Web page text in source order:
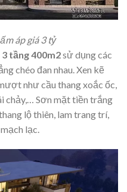
áp giá 3 tỷ
tầng 400m2sử dụng các
chéo đan nhau. Xen kẽ
như cầu thang xoắc ốc,
chảy,… Sơn mặt tiền trắng
lộ thiên, lam trang trí,
lạc.